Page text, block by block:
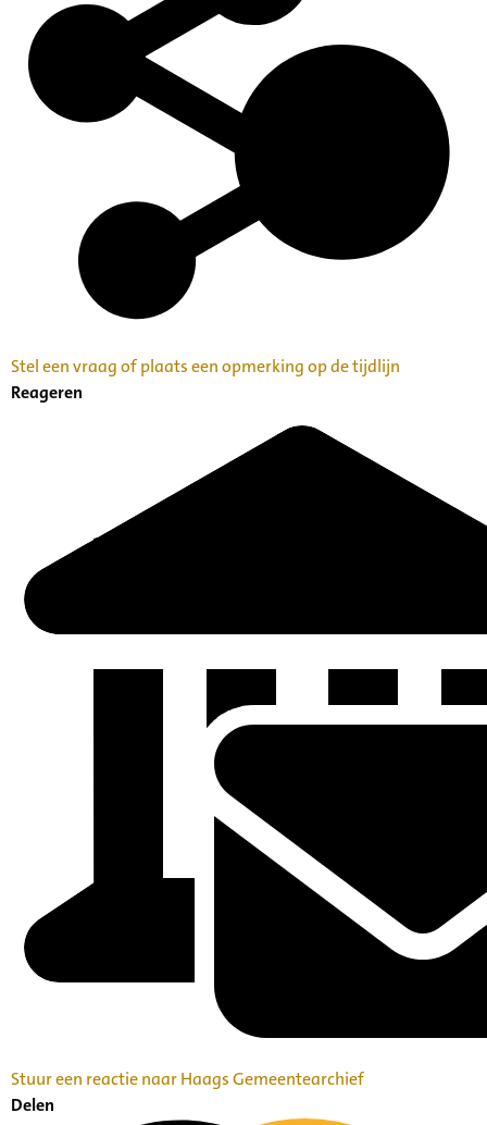
Stel een vraag of plaats een opmerking op de tijdlijn
Reageren
Stuur een reactie naar Haags Gemeentearchief
Delen